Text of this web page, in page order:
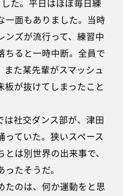
た。平日はほぼ毎日練
一面もありました。当時
ンズが流行って、練習中
ちると一時中断。全員で
また某先輩がスマッシュ
板が抜けてしまったこと
は社交ダンス部が、津田
っていた。狭いスペース
は別世界の出来事で、
たそうだ。
たのは、何か運動をと思